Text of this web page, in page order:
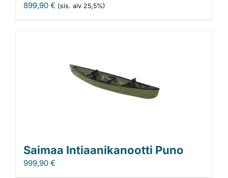
899,90 € (sis. alv 25,5%)
Saimaa Intiaanikanootti Puno
999,90 €